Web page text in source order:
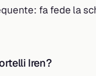
fa fede la
Iren?